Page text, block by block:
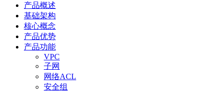
产品概述
基础架构
核心概念
产品优势
产品功能
VPC
子网
网络ACL
安全组